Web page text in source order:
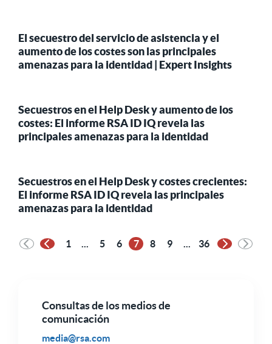
Consultas de los medios de
comunicación
media@rsa.com
El secuestro del servicio de asistencia y el
aumento de los costes son las principales
amenazas para la identidad | Expert Insights
Secuestros en el Help Desk y aumento de los
costes: El informe RSA ID IQ revela las
principales amenazas para la identidad
Secuestros en el Help Desk y costes crecientes:
El informe RSA ID IQ revela las principales
amenazas para la identidad
Página anterior
1 ... 5 6 7 8 9 ... 36
Página